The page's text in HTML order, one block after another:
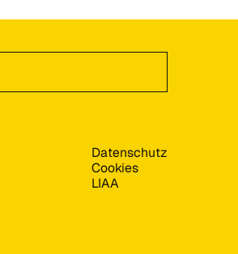
Datenschutz
Cookies
LIAA